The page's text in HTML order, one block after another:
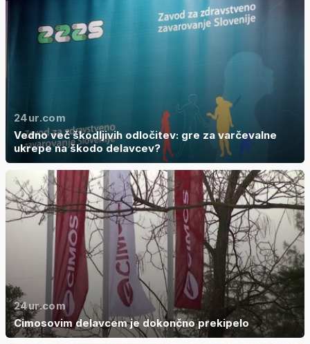
24ur.com
Vedno več škodljivih odločitev: gre za varčevalne
ukrepe na škodo delavcev?
24ur.com
Cimosovim delavcem je dokončno prekipelo